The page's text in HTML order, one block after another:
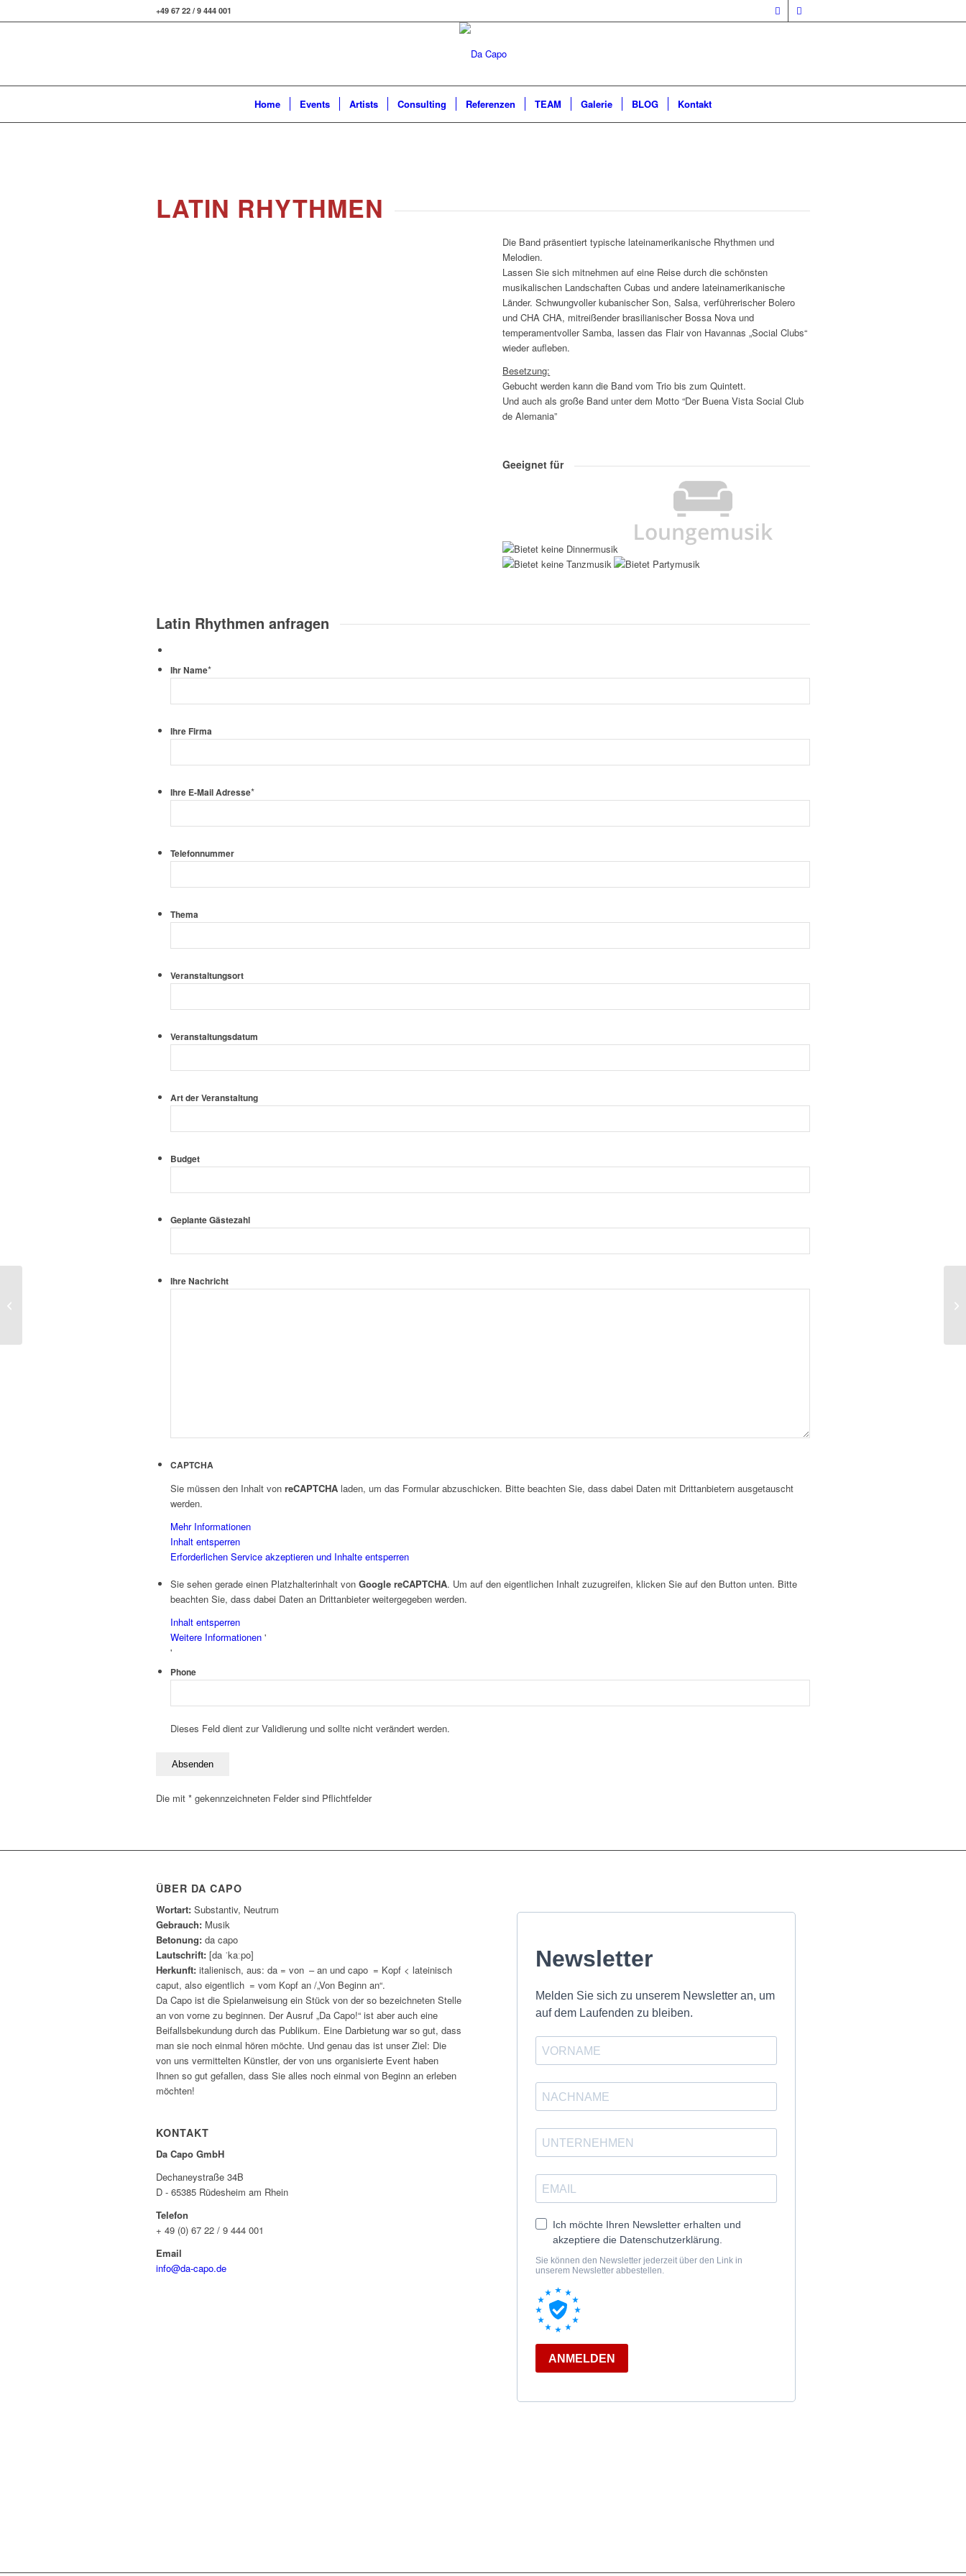
+49 67 22 / 9 444 001
Home Events Artists Consulting Referenzen TEAM Galerie BLOG Kontakt
LATIN RHYTHMEN
1 2
Die Band präsentiert typische lateinamerikanische Rhythmen und
Melodien.
Lassen Sie sich mitnehmen auf eine Reise durch die schönsten
musikalischen Landschaften Cubas und andere lateinamerikanische
Länder. Schwungvoller kubanischer Son, Salsa, verführerischer Bolero
und CHA CHA, mitreißender brasilianischer Bossa Nova und
temperamentvoller Samba, lassen das Flair von Havannas „Social Clubs“
wieder aufleben.
Besetzung:
Gebucht werden kann die Band vom Trio bis zum Quintett.
Und auch als große Band unter dem Motto “Der Buena Vista Social Club
de Alemania”
Geeignet für
Latin Rhythmen anfragen
Ihr Name*
Ihre Firma
Ihre E-Mail Adresse*
Telefonnummer
Thema
Veranstaltungsort
Veranstaltungsdatum
Art der Veranstaltung
Budget
Geplante Gästezahl
Ihre Nachricht
CAPTCHA
Sie müssen den Inhalt von reCAPTCHA laden, um das Formular abzuschicken. Bitte beachten Sie, dass dabei Daten mit Drittanbietern ausgetauscht
werden.
Mehr Informationen
Inhalt entsperren
Erforderlichen Service akzeptieren und Inhalte entsperren
Sie sehen gerade einen Platzhalterinhalt von Google reCAPTCHA. Um auf den eigentlichen Inhalt zuzugreifen, klicken Sie auf den Button unten. Bitte
beachten Sie, dass dabei Daten an Drittanbieter weitergegeben werden.
Inhalt entsperren
Weitere Informationen '
'
Phone
Dieses Feld dient zur Validierung und sollte nicht verändert werden.
Die mit * gekennzeichneten Felder sind Pflichtfelder
ÜBER DA CAPO
Wortart: Substantiv, Neutrum
Gebrauch: Musik
Betonung: da capo
Lautschrift: [da ˈkaːpo]
Herkunft: italienisch, aus: da = von – an und capo = Kopf < lateinisch
caput, also eigentlich = vom Kopf an /„Von Beginn an“.
Da Capo ist die Spielanweisung ein Stück von der so bezeichneten Stelle
an von vorne zu beginnen. Der Ausruf „Da Capo!“ ist aber auch eine
Beifallsbekundung durch das Publikum. Eine Darbietung war so gut, dass
man sie noch einmal hören möchte. Und genau das ist unser Ziel: Die
von uns vermittelten Künstler, der von uns organisierte Event haben
Ihnen so gut gefallen, dass Sie alles noch einmal von Beginn an erleben
möchten!
KONTAKT
Da Capo GmbH
Dechaneystraße 34B
D - 65385 Rüdesheim am Rhein
Telefon
+ 49 (0) 67 22 / 9 444 001
Email
info@da-capo.de